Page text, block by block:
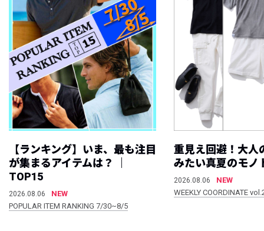
【ランキング】いま、最も注目
が集まるアイテムは？ ｜
TOP15
2026.08.06
NEW
POPULAR ITEM RANKING 7/30~8/5
重見え回避！大人
みたい真夏のモノ
2026.08.06
NEW
WEEKLY COORDINATE